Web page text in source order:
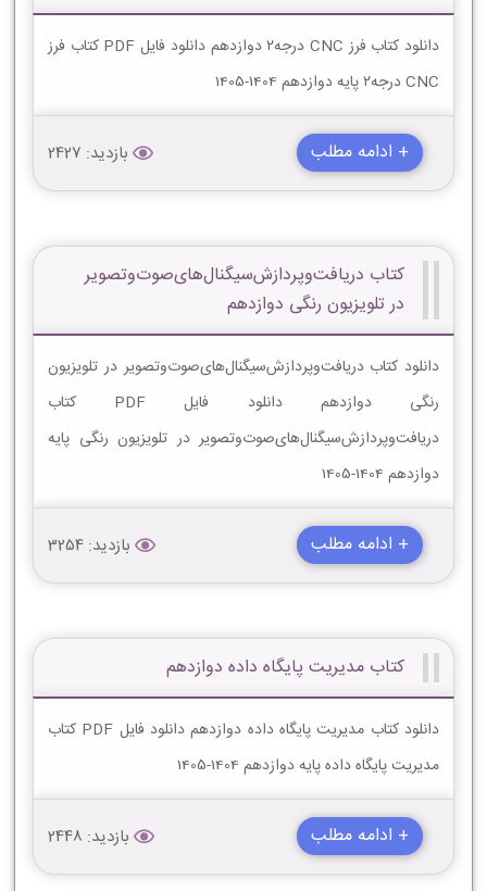
دانلود کتاب فرز CNC درجه۲ دوازدهم دانلود فایل PDF کتاب فرز
CNC درجه۲ پایه دوازدهم 1404-1405
+ ادامه مطلب بازدید: 2427
کتاب دریافت‌وپردازش‌سیگنال‌های‌صوت‌وتصویر
در تلویزیون رنگی دوازدهم
دانلود کتاب دریافت‌وپردازش‌سیگنال‌های‌صوت‌وتصویر در تلویزیون
رنگی دوازدهم دانلود فایل PDF کتاب
دریافت‌وپردازش‌سیگنال‌های‌صوت‌وتصویر در تلویزیون رنگی پایه
دوازدهم 1404-1405
+ ادامه مطلب بازدید: 3254
کتاب مدیریت پایگاه داده دوازدهم
دانلود کتاب مدیریت پایگاه داده دوازدهم دانلود فایل PDF کتاب
مدیریت پایگاه داده پایه دوازدهم 1404-1405
+ ادامه مطلب بازدید: 2448